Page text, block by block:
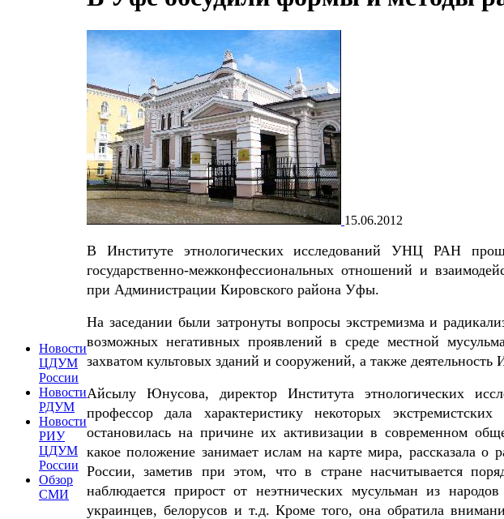
Новости
ЦДУМ
России
Новости
РДУМ
Новости
РИУ
ЦДУМ
России
Обзор
СМИ
15.06.2012
В Институте этнологических исследований УНЦ РАН
государственно-межконфессиональных отношений и
при Администрации Кировского района Уфы.
На заседании были затронуты вопросы экстремизма и
возможных негативных проявлений в среде местной
захватом культовых зданий и сооружений, а также деятельность
Айсылу Юнусова, директор Института этнологических
профессор дала характеристику некоторых
остановилась на причине их активизации в современном
какое положение занимает ислам на карте мира, рассказала о
России, заметив при этом, что в стране насчитывается
наблюдается прирост от неэтнических мусульман из
украинцев, белорусов и т.д. Кроме того, она обратила